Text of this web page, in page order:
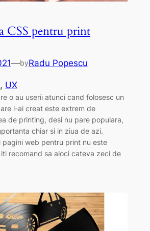
CSS pentru print
—byRadu Popescu
, UX
o au userii atunci cand folosesc un
l-ai creat este extrem de
de printing, desi nu pare populara,
chiar si in ziua de azi.
pagini web pentru print nu este
recomand sa aloci cateva zeci de